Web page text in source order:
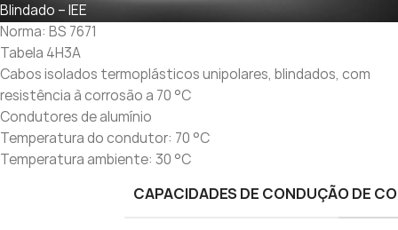
Blindado – IEE
Norma: BS 7671
Tabela 4H3A
Cabos isolados termoplásticos unipolares, blindados, com
resistência à corrosão a 70 °C
Condutores de alumínio
Temperatura do condutor: 70 °C
Temperatura ambiente: 30 °C
CAPACIDADES DE CONDUÇÃO DE